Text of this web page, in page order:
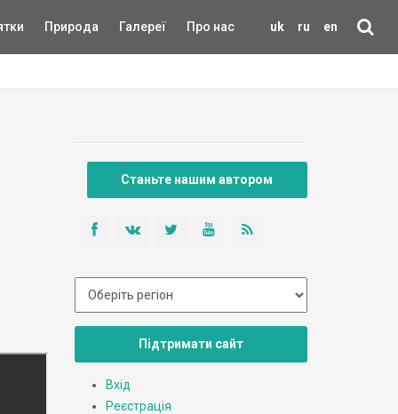
uk ru en
Природа Галереї Про нас
Станьте нашим автором
Підтримати сайт
Вхід
Реєстрація